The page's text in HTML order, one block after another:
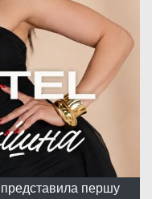
представила першу